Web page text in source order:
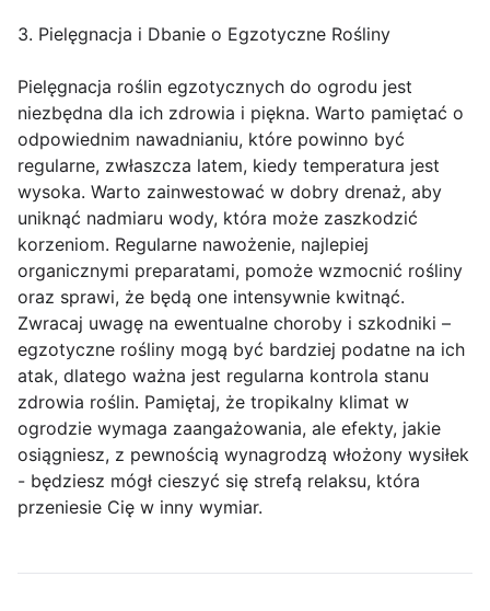
3. Pielęgnacja i Dbanie o Egzotyczne Rośliny
Pielęgnacja roślin egzotycznych do ogrodu jest
niezbędna dla ich zdrowia i piękna. Warto pamiętać o
odpowiednim nawadnianiu, które powinno być
regularne, zwłaszcza latem, kiedy temperatura jest
wysoka. Warto zainwestować w dobry drenaż, aby
uniknąć nadmiaru wody, która może zaszkodzić
korzeniom. Regularne nawożenie, najlepiej
organicznymi preparatami, pomoże wzmocnić rośliny
oraz sprawi, że będą one intensywnie kwitnąć.
Zwracaj uwagę na ewentualne choroby i szkodniki –
egzotyczne rośliny mogą być bardziej podatne na ich
atak, dlatego ważna jest regularna kontrola stanu
zdrowia roślin. Pamiętaj, że tropikalny klimat w
ogrodzie wymaga zaangażowania, ale efekty, jakie
osiągniesz, z pewnością wynagrodzą włożony wysiłek
- będziesz mógł cieszyć się strefą relaksu, która
przeniesie Cię w inny wymiar.